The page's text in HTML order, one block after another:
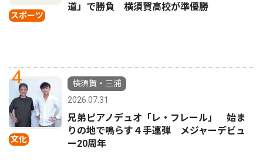
スポーツ
道」で勝負 横須賀高校が準優勝
4
文化
横須賀・三浦
2026.07.31
兄弟ピアノデュオ「レ・フレール」 始ま
りの地で鳴らす４手連弾 メジャーデビュ
ー20周年